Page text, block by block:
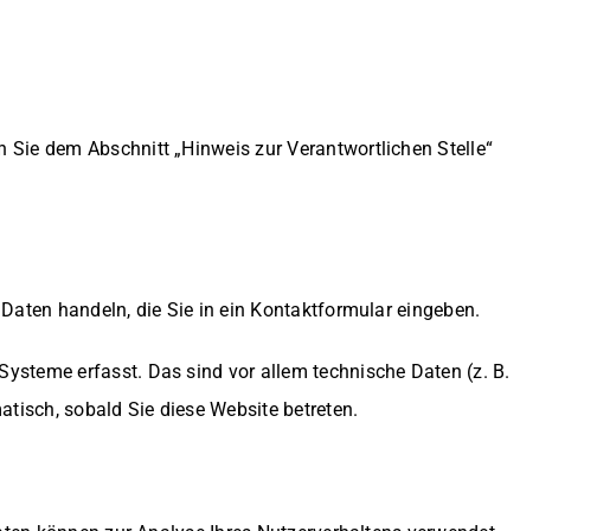
dem Abschnitt „Hinweis zur Verantwortlichen Stelle“
handeln, die Sie in ein Kontaktformular eingeben.
erfasst. Das sind vor allem technische Daten (z. B.
sobald Sie diese Website betreten.